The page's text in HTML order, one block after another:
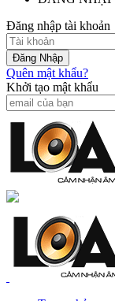
Đăng nhập tài khoản
Quên mật khẩu?
Khởi tạo mật khẩu